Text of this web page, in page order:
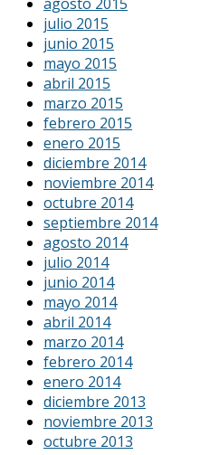
julio 2015
junio 2015
mayo 2015
abril 2015
marzo 2015
febrero 2015
enero 2015
diciembre 2014
noviembre 2014
octubre 2014
septiembre 2014
agosto 2014
julio 2014
junio 2014
mayo 2014
abril 2014
marzo 2014
febrero 2014
enero 2014
diciembre 2013
noviembre 2013
octubre 2013